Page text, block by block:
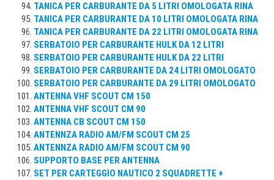
TANICA PER CARBURANTE DA 5 LITRI OMOLOGATA RINA
TANICA PER CARBURANTE DA 10 LITRI OMOLOGATA RINA
TANICA PER CARBURANTE DA 22 LITRI OMOLOGATA RINA
SERBATOIO PER CARBURANTE HULK DA 12 LITRI
SERBATOIO PER CARBURANTE HULK DA 22 LITRI
SERBATOIO PER CARBURANTE DA 24 LITRI OMOLOGATO
SERBATOIO PER CARBURANTE DA 29 LITRI OMOLOGATO
ANTENNA VHF SCOUT CM 150
ANTENNA VHF SCOUT CM 90
ANTENNA CB SCOUT CM 150
ANTENNZA RADIO AM/FM SCOUT CM 25
ANTENNZA RADIO AM/FM SCOUT CM 90
SUPPORTO BASE PER ANTENNA
SET PER CARTEGGIO NAUTICO 2 SQUADRETTE +